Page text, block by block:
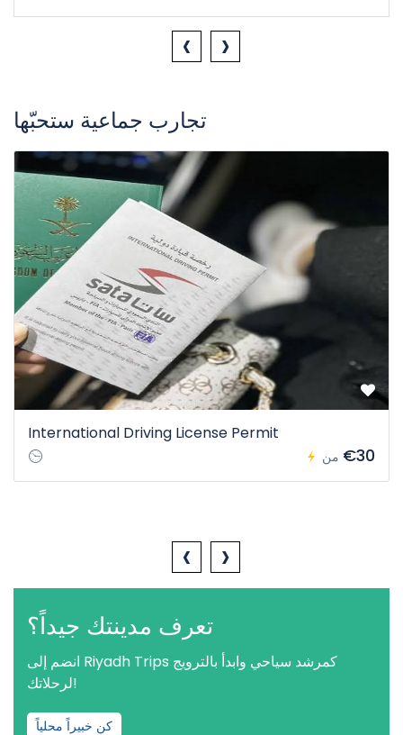
‹ ›
تجارب جماعية ستحبّها
International Driving License Permit
من €30
‹ ›
تعرف مدينتك جيداً؟
انضم إلى Riyadh Trips كمرشد سياحي وابدأ بالترويج
لرحلاتك!
كن خبيراً محلياً